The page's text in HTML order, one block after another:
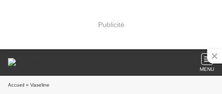
Publicité
MENU
Accueil » Vaseline